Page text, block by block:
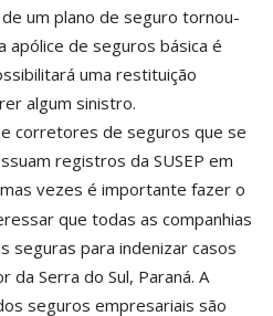
um plano de seguro tornou-
apólice de seguros básica é
uma restituição
algum sinistro.
corretores de seguros que se
registros da SUSEP em
vezes é importante fazer o
que todas as companhias
seguras para indenizar casos
Serra do Sul, Paraná. A
seguros empresariais são